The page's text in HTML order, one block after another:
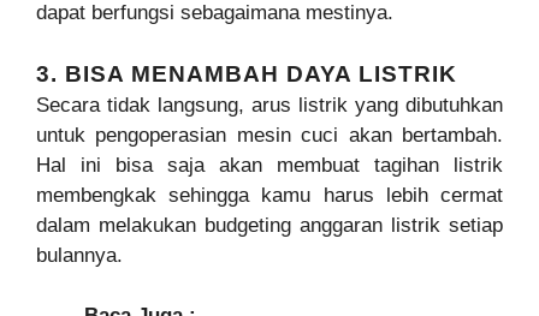
dapat berfungsi sebagaimana mestinya.
3. BISA MENAMBAH DAYA LISTRIK
Secara tidak langsung, arus listrik yang dibutuhkan
untuk pengoperasian mesin cuci akan bertambah.
Hal ini bisa saja akan membuat tagihan listrik
membengkak sehingga kamu harus lebih cermat
dalam melakukan budgeting anggaran listrik setiap
bulannya.